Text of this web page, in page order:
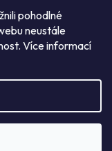
pohodlné
neustále
Více informací
práva vyhrazena.